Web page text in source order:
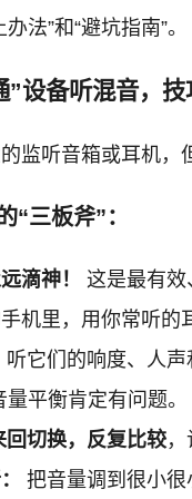
法”和“避坑指南”。
设备听混音，技
监听音箱或耳机，
“三板斧”：
滴神！
这是最有
机里，用你常听的
听它们的响度、人
量平衡肯定有问题。
回切换，反复比较，
把音量调到很小